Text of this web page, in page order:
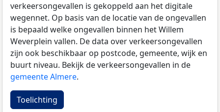
verkeersongevallen is gekoppeld aan het digitale
wegennet. Op basis van de locatie van de ongevallen
is bepaald welke ongevallen binnen het Willem
Weverplein vallen. De data over verkeersongevallen
zijn ook beschikbaar op postcode, gemeente, wijk en
buurt niveau. Bekijk de verkeersongevallen in de
gemeente Almere.
Toelichting